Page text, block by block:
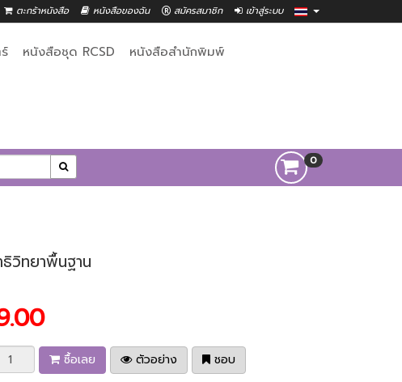
ตะกร้าหนังสือ หนังสือของฉัน สมัครสมาชิก เข้าสู่ระบบ
หนังสือชุด RCSD หนังสือสำนักพิมพ์
0
วิทยาพื้นฐาน
ซื้อเลย ตัวอย่าง
ชอบ